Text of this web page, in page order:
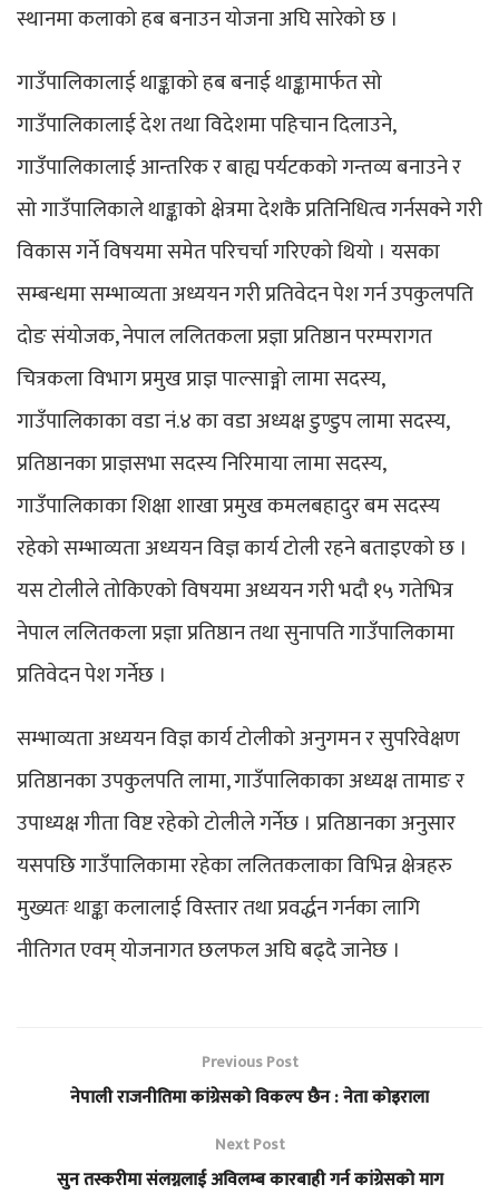
स्थानमा कलाको हब बनाउन योजना अघि सारेको छ ।
गाउँपालिकालाई थाङ्काको हब बनाई थाङ्कामार्फत सो
गाउँपालिकालाई देश तथा विदेशमा पहिचान दिलाउने,
गाउँपालिकालाई आन्तरिक र बाह्य पर्यटकको गन्तव्य बनाउने र
सो गाउँपालिकाले थाङ्काको क्षेत्रमा देशकै प्रतिनिधित्व गर्नसक्ने गरी
विकास गर्ने विषयमा समेत परिचर्चा गरिएको थियो । यसका
सम्बन्धमा सम्भाव्यता अध्ययन गरी प्रतिवेदन पेश गर्न उपकुलपति
दोङ संयोजक, नेपाल ललितकला प्रज्ञा प्रतिष्ठान परम्परागत
चित्रकला विभाग प्रमुख प्राज्ञ पाल्साङ्मो लामा सदस्य,
गाउँपालिकाका वडा नं.४ का वडा अध्यक्ष डुण्डुप लामा सदस्य,
प्रतिष्ठानका प्राज्ञसभा सदस्य निरिमाया लामा सदस्य,
गाउँपालिकाका शिक्षा शाखा प्रमुख कमलबहादुर बम सदस्य
रहेको सम्भाव्यता अध्ययन विज्ञ कार्य टोली रहने बताइएको छ ।
यस टोलीले तोकिएको विषयमा अध्ययन गरी भदौ १५ गतेभित्र
नेपाल ललितकला प्रज्ञा प्रतिष्ठान तथा सुनापति गाउँपालिकामा
प्रतिवेदन पेश गर्नेछ ।
सम्भाव्यता अध्ययन विज्ञ कार्य टोलीको अनुगमन र सुपरिवेक्षण
प्रतिष्ठानका उपकुलपति लामा, गाउँपालिकाका अध्यक्ष तामाङ र
उपाध्यक्ष गीता विष्ट रहेको टोलीले गर्नेछ । प्रतिष्ठानका अनुसार
यसपछि गाउँपालिकामा रहेका ललितकलाका विभिन्न क्षेत्रहरु
मुख्यतः थाङ्का कलालाई विस्तार तथा प्रवर्द्धन गर्नका लागि
नीतिगत एवम् योजनागत छलफल अघि बढ्दै जानेछ ।
Previous Post
नेपाली राजनीतिमा कांग्रेसको विकल्प छैन : नेता कोइराला
Next Post
सुन तस्करीमा संलग्नलाई अविलम्ब कारबाही गर्न कांग्रेसको माग